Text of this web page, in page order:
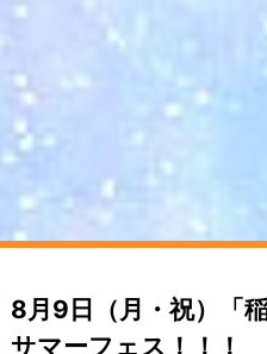
8月9日（月・祝）「
サマーフェス！！！